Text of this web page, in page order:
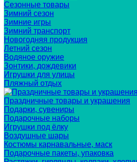
Сезонные товары
Зимний сезон
Зимние игры
Зимний транспорт
Новогодняя продукция
Летний сезон
Водяное оружие
Зонтики, дождевики
Игрушки для улицы
Пляжный отдых
Праздничные товары и украшения
Подарки, сувениры
Подарочные наборы
Игрушки под ёлку
Воздушные шары
Костюмы карнавальные, маск
Подарочные пакеты, упаковка